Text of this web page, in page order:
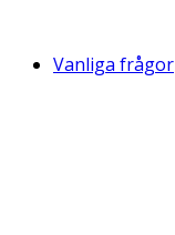
Vanliga frågor